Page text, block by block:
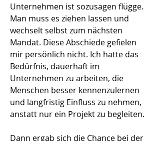
Unternehmen ist sozusagen flügge.
Man muss es ziehen lassen und
wechselt selbst zum nächsten
Mandat. Diese Abschiede gefielen
mir persönlich nicht. Ich hatte das
Bedürfnis, dauerhaft im
Unternehmen zu arbeiten, die
Menschen besser kennenzulernen
und langfristig Einfluss zu nehmen,
anstatt nur ein Projekt zu begleiten.
Dann ergab sich die Chance bei der